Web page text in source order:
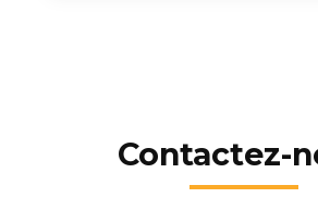
Contactez-